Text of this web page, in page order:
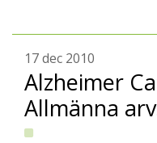
17 dec 2010
Alzheimer
Allmänna